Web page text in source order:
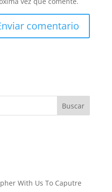
Buscar
With Us To Caputre